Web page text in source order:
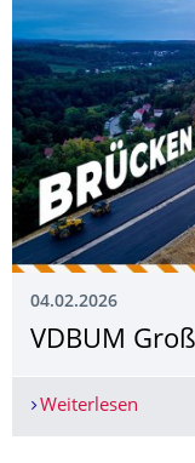
04.02.2026
VDBUM
Weiterlesen